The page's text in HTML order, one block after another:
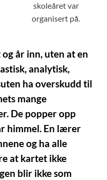
skoleåret var
organisert på.
år inn, uten at en
analytisk,
ha overskudd til
mange
De popper opp
himmel. En lærer
og ha alle
at kartet ikke
blir ikke som